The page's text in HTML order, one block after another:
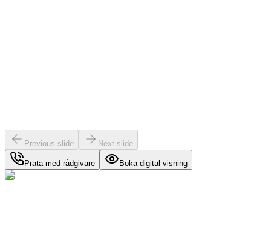
Previous slide Next slide
Prata med rådgivare Boka digital visning